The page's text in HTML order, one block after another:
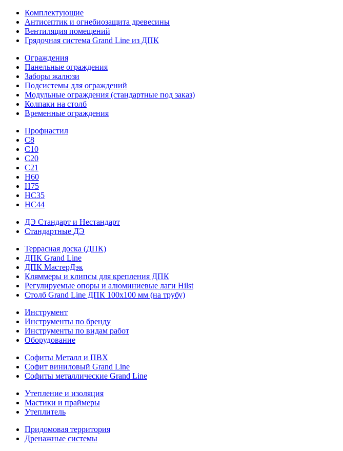
Комплектующие
Антисептик и огнебиозащита древесины
Вентиляция помещений
Грядочная система Grand Line из ДПК
Ограждения
Панельные ограждения
Заборы жалюзи
Подсистемы для ограждений
Модульные ограждения (стандартные под заказ)
Колпаки на столб
Временные ограждения
Профнастил
С8
С10
С20
С21
H60
H75
HС35
НС44
ДЭ Стандарт и Нестандарт
Стандартные ДЭ
Террасная доска (ДПК)
ДПК Grand Line
ДПК МастерДэк
Кляммеры и клипсы для крепления ДПК
Регулируемые опоры и алюминиевые лаги Hilst
Столб Grand Line ДПК 100х100 мм (на трубу)
Инструмент
Инструменты по бренду
Инструменты по видам работ
Оборудование
Софиты Металл и ПВХ
Софит виниловый Grand Line
Софиты металлические Grand Line
Утепление и изоляция
Мастики и праймеры
Утеплитель
Придомовая территория
Дренажные системы